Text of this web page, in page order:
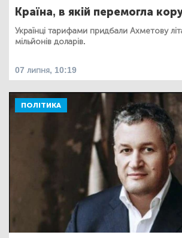
Країна, в якій перемогла
Українці тарифами придбали Ахметову
мільйонів доларів.
07 липня, 10:19
ПОЛІТИКА